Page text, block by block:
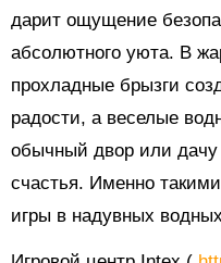
дарит ощущение
абсолютного уюта. В
прохладные брызги
радости, а веселые
обычный двор или дачу
счастья. Именно
игры в надувных